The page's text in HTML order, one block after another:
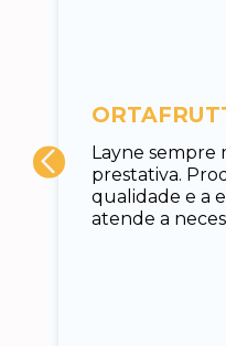
Layne sempre
prestativa.
qualidade e a
atende a